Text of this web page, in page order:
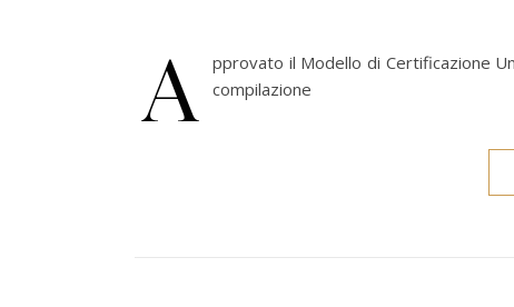
A
pprovato il Modello di Certificazione
compilazione